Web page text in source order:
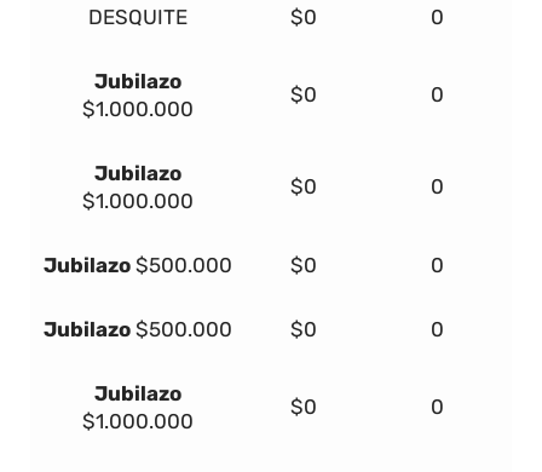
DESQUITE $0 0
Jubilazo
$1.000.000
$0 0
Jubilazo
$1.000.000
$0 0
Jubilazo $500.000 $0 0
Jubilazo $500.000 $0 0
Jubilazo
$1.000.000
$0 0